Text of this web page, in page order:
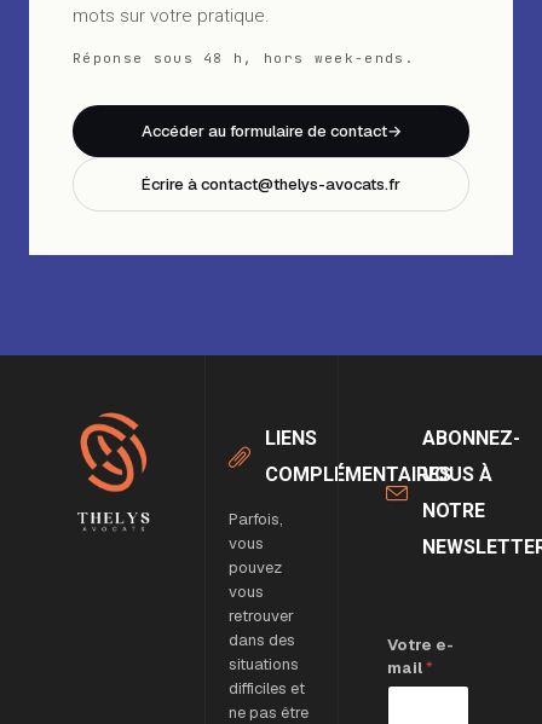
mots sur votre pratique.
Réponse sous 48 h, hors week-ends.
Accéder au formulaire de contact→
Écrire à contact@thelys-avocats.fr
LIENS
COMPLÉMENTAIRES
Parfois,
vous
pouvez
vous
retrouver
dans des
situations
difficiles et
ne pas être
ABONNEZ-
VOUS À
NOTRE
Votre e-
mail*